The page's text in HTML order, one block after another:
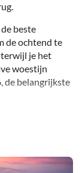
beste
de ochtend te
je het
woestijn
de belangrijkste
Caverns.
verse
Of als je zin